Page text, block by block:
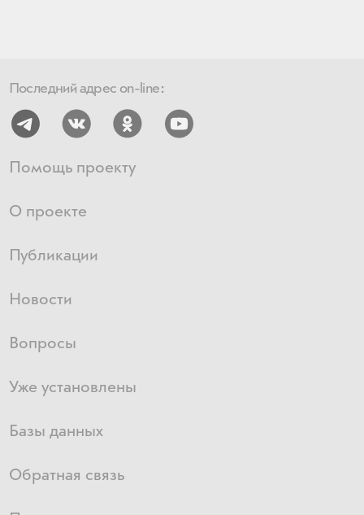
Последний адрес on-line:
Помощь проекту
О проекте
Публикации
Новости
Вопросы
Уже установлены
Базы данных
Обратная связь